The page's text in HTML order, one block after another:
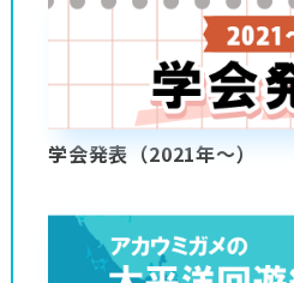
学会発表（2021年～）